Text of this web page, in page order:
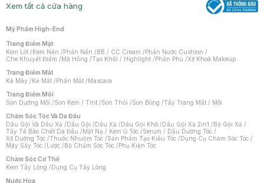
Xem tất cả cửa hàng
Mỹ Phẩm High-End
Trang Điểm Mặt
Kem Lót /Kem Nền /Phấn Nền /BB / CC Cream /Phấn Nước Cushion /
Che Khuyết Điểm /Má Hồng /Tạo Khối / Highlight /Phấn Phủ /Xịt Khoá Makeup
Trang Điểm Mắt
Kẻ Mày /Kẻ Mắt /Phấn Mắt /Mascara
Trang Điểm Môi
Son Dưỡng Môi /Son Kem / Tint /Son Thỏi /Son Bóng /Tẩy Trang Mắt / Môi
Chăm Sóc Tóc Và Da Đầu
Dầu Gội Và Dầu Xả /Dầu Gội /Dầu Xả /Dầu Gội Khô /Dầu Gội Xả 2in1 /Bộ Gội Xả /
Tẩy Tế Bào Chết Da Đầu /Mặt Nạ / Kem Ủ Tóc /Serum / Dầu Dưỡng Tóc /
Xịt Dưỡng Tóc /Thuốc Nhuộm Tóc /Sản Phẩm Tạo Kiểu Tóc /Dụng Cụ Chăm Sóc Tóc /
Máy Sấy Tóc /Lược /Bộ Chăm Sóc Tóc /Phụ Kiện Tóc
Chăm Sóc Cơ Thể
Kem Tẩy Lông /Dụng Cụ Tẩy Lông
Nước Hoa